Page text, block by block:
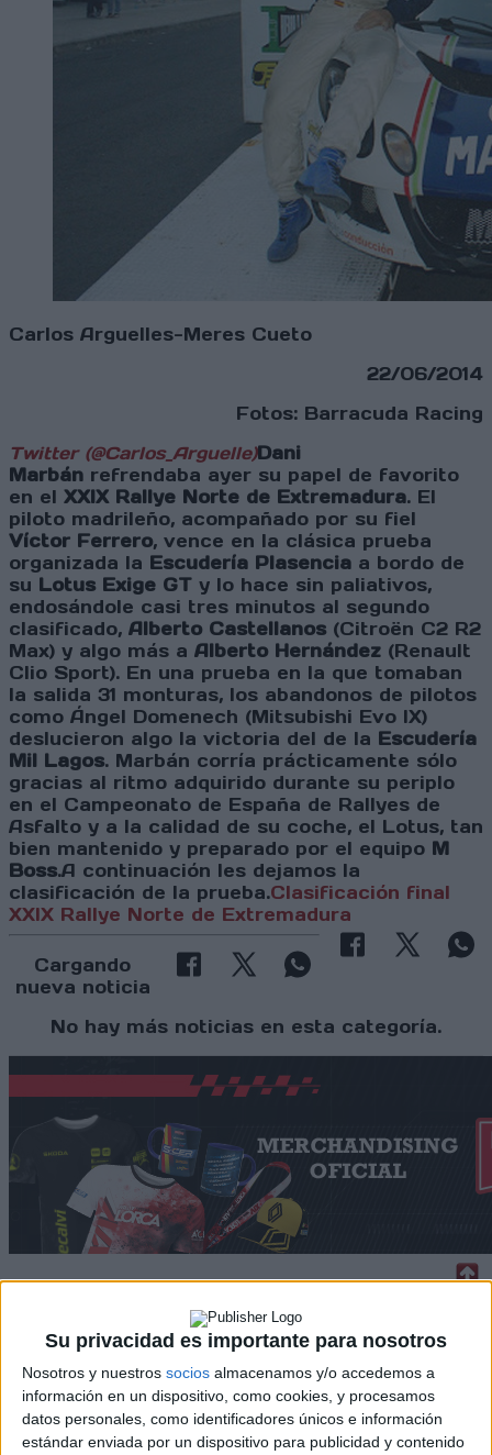
Su privacidad es importante para nosotros
Nosotros y nuestros socios almacenamos y/o accedemos a
información en un dispositivo, como cookies, y procesamos
datos personales, como identificadores únicos e información
estándar enviada por un dispositivo para publicidad y contenido
Carlos Arguelles-Meres Cueto
22/06/2014
Fotos: Barracuda Racing
Twitter (@Carlos_Arguelle)Dani
Marbán refrendaba ayer su papel de favorito
en el XXIX Rallye Norte de Extremadura. El
piloto madrileño, acompañado por su fiel
Víctor Ferrero, vence en la clásica prueba
organizada la Escudería Plasencia a bordo de
su Lotus Exige GT y lo hace sin paliativos,
endosándole casi tres minutos al segundo
clasificado, Alberto Castellanos (Citroën C2 R2
Max) y algo más a Alberto Hernández (Renault
Clio Sport). En una prueba en la que tomaban
la salida 31 monturas, los abandonos de pilotos
como Ángel Domenech (Mitsubishi Evo IX)
deslucieron algo la victoria del de la Escudería
Mil Lagos. Marbán corría prácticamente sólo
gracias al ritmo adquirido durante su periplo
en el Campeonato de España de Rallyes de
Asfalto y a la calidad de su coche, el Lotus, tan
bien mantenido y preparado por el equipo M
Boss.A continuación les dejamos la
clasificación de la prueba.Clasificación final
XXIX Rallye Norte de Extremadura
Cargando
nueva noticia
No hay más noticias en esta categoría.
Rallyes
WRC
S-CER
ERC
CERA